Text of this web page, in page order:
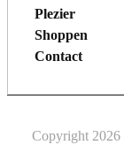
Plezier
Shoppen
Contact
Copyright